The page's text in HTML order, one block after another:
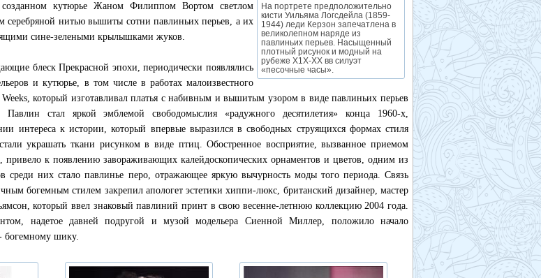
На портрете предположительно
кисти Уильяма Логсдейла (1859-
1944) леди Керзон запечатлена в
великолепном наряде из
павлиньих перьев. Насыщенный
плотный рисунок и модный на
рубеже Х1Х-ХХ вв силуэт
«песочные часы».
кутюрье Жаном Филиппом Вортом светлом
серебряной нитью вышиты сотни павлиньих перьев, а их
сине-зелеными крылышками жуков.
блеск Прекрасной эпохи, периодически появлялись
и кутюрье, в том числе в работах малоизвестного
который изготавливал платья с набивным и вышитым узором в виде павлиньих перьев
стал яркой эмблемой свободомыслия «радужного десятилетия» конца 1960-х,
интереса к истории, который впервые выразился в свободных струящихся формах стиля
украшать ткани рисунком в виде птиц. Обостренное восприятие, вызванное приемом
привело к появлению завораживающих калейдоскопических орнаментов и цветов, одним из
среди них стало павлинье перо, отражающее яркую вычурность моды того периода. Связь
богемным стилем закрепил апологет эстетики хиппи-люкс, британский дизайнер, мастер
который ввел знаковый павлиний принт в свою весенне-летнюю коллекцию 2004 года.
надетое давней подругой и музой модельера Сиенной Миллер, положило начало
богемному шику.